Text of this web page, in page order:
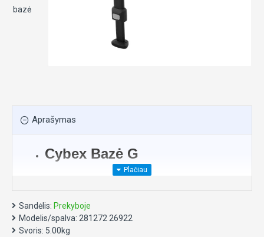
Aprašymas
Cybex Bazė G
naudojant Base G bazę! Vienu rankenos patraukimu
automobilinė kėdutė pasukama link automobilio
Sandėlis: Prekyboje
Modelis/spalva: 281272 26922
Svoris: 5.00kg